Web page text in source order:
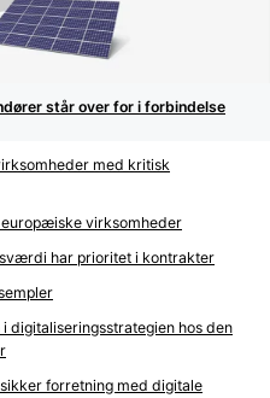
står over for i forbindelse
med kritisk
virksomheder
har prioritet i kontrakter
digitaliseringsstrategien hos den
forretning med digitale